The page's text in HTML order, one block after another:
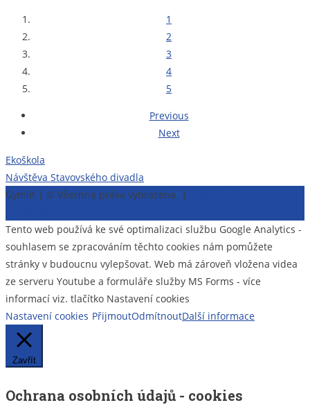
1
2
3
4
5
Previous
Next
Navigace
pro
příspěvek
Ekoškola
Návštěva Stavovského divadla
Gymlit | © Všechna práva vyhrazena
|
Tento web používá ke své optimalizaci službu Google Analytics -
souhlasem se zpracováním těchto cookies nám pomůžete
stránky v budoucnu vylepšovat. Web má zároveň vložena videa
ze serveru Youtube a formuláře služby MS Forms - více
informací viz. tlačítko Nastavení cookies
Nastavení cookies PřijmoutOdmítnoutDalší informace
Zavřít
Ochrana osobních údajů - cookies